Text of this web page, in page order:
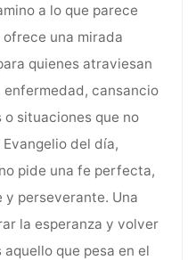
a lo que parece
una mirada
quienes atraviesan
cansancio
situaciones que no
del día,
pide una fe perfecta,
y perseverante. Una
la esperanza y volver
que pesa en el